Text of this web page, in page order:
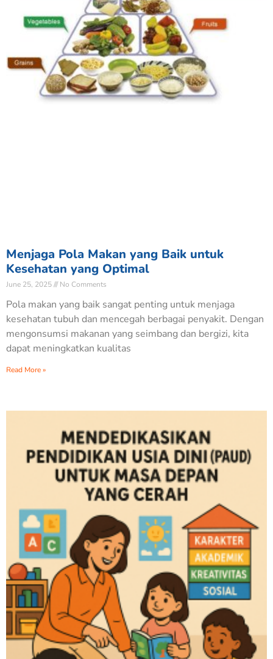
Menjaga Pola Makan yang Baik untuk
Kesehatan yang Optimal
June 25, 2025 No Comments
Pola makan yang baik sangat penting untuk menjaga
kesehatan tubuh dan mencegah berbagai penyakit. Dengan
mengonsumsi makanan yang seimbang dan bergizi, kita
dapat meningkatkan kualitas
Read More »